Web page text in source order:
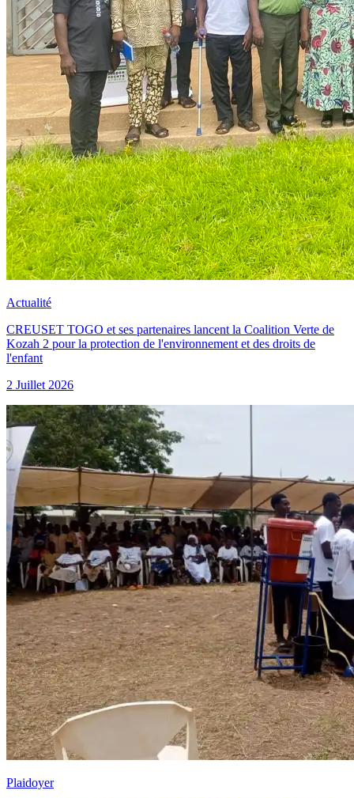
Actualité
CREUSET TOGO et ses partenaires lancent la Coalition Verte de
Kozah 2 pour la protection de l'environnement et des droits de
l'enfant
2 Juillet 2026
Plaidoyer